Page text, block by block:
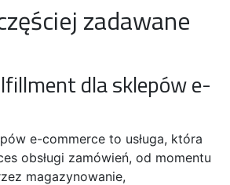
zadawane
dla sklepów e-
e-commerce to usługa, która
obsługi zamówień, od momentu
magazynowanie,